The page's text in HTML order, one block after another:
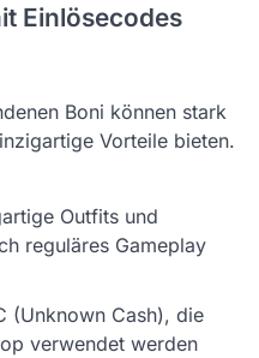
Einlösecodes
Boni können stark
Vorteile bieten.
Outfits und
reguläres Gameplay
(Unknown Cash), die
verwendet werden